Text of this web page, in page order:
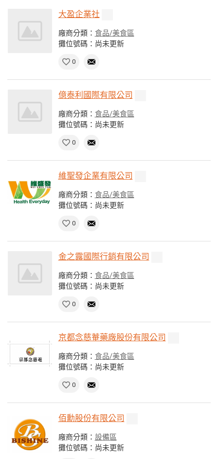
大盈企業社
廠商分類： 食品/美食區
攤位號碼：尚未更新
0
億泰利國際有限公司
廠商分類： 食品/美食區
攤位號碼：尚未更新
0
維聖發企業有限公司
廠商分類： 食品/美食區
攤位號碼：尚未更新
0
金之露國際行銷有限公司
廠商分類： 食品/美食區
攤位號碼：尚未更新
0
京都念慈菴藥廠股份有限公司
廠商分類： 食品/美食區
攤位號碼：尚未更新
0
佰勳股份有限公司
廠商分類： 設備區
攤位號碼：尚未更新